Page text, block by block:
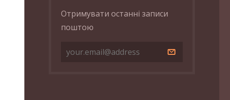
Отримувати останні записи
поштою